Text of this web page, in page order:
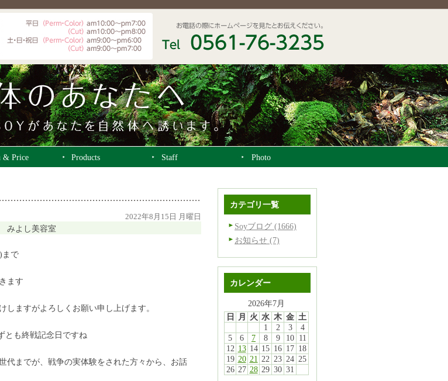
& Price Products Staff Photo
2022年8月15日 月曜日
みよし美容室
まで
ます
しますがよろしくお願い申し上げます。
とも終戦記念日ですね
代までが、戦争の実体験をされた方々から、お話
カテゴリ一覧
Soyブログ (1666)
お知らせ (7)
カレンダー
2026年7月
日
月 火 水 木 金 土
1
2 3
4
5
6 7 8 9 10 11
12 13 14 15 16 17 18
19 20 21 22 23 24 25
26 27 28 29 30 31